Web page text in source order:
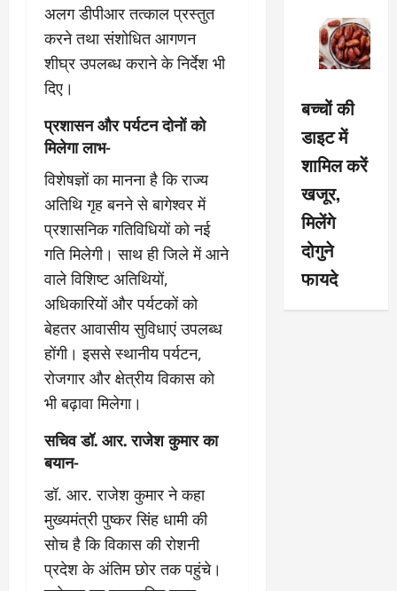
अलग डीपीआर तत्काल प्रस्तुत
करने तथा संशोधित आगणन
शीघ्र उपलब्ध कराने के निर्देश भी
दिए।
प्रशासन और पर्यटन दोनों को
मिलेगा लाभ-
विशेषज्ञों का मानना है कि राज्य
अतिथि गृह बनने से बागेश्वर में
प्रशासनिक गतिविधियों को नई
गति मिलेगी। साथ ही जिले में आने
वाले विशिष्ट अतिथियों,
अधिकारियों और पर्यटकों को
बेहतर आवासीय सुविधाएं उपलब्ध
होंगी। इससे स्थानीय पर्यटन,
रोजगार और क्षेत्रीय विकास को
भी बढ़ावा मिलेगा।
सचिव डॉ. आर. राजेश कुमार का
बयान-
डॉ. आर. राजेश कुमार ने कहा
मुख्यमंत्री पुष्कर सिंह धामी की
सोच है कि विकास की रोशनी
प्रदेश के अंतिम छोर तक पहुंचे।
बच्चों की
डाइट में
शामिल करें
खजूर,
मिलेंगे
दोगुने
फायदे